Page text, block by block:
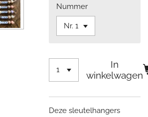
Nummer
In
winkelwagen
Deze sleutelhangers